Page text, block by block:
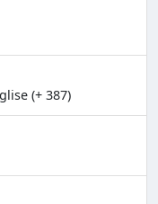
(+ 387)